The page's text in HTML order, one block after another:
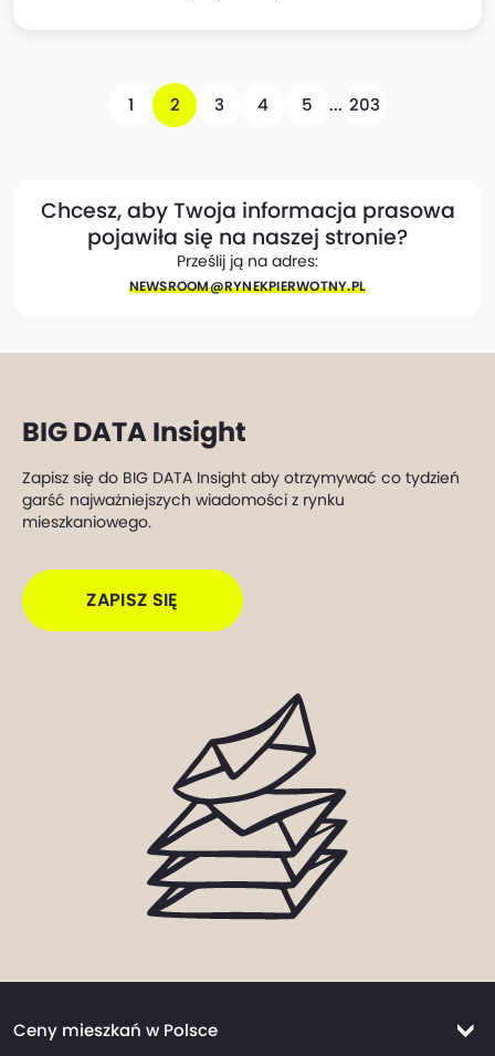
1 2 3 4 5 ... 203
Chcesz, aby Twoja informacja prasowa
pojawiła się na naszej stronie?
Prześlij ją na adres:
NEWSROOM@​RYNEKPIERWOTNY.PL
BIG DATA Insight
Zapisz się do BIG DATA Insight aby otrzymywać co tydzień
garść najważniejszych wiadomości z rynku
mieszkaniowego.
ZAPISZ SIĘ
Ceny mieszkań w Polsce